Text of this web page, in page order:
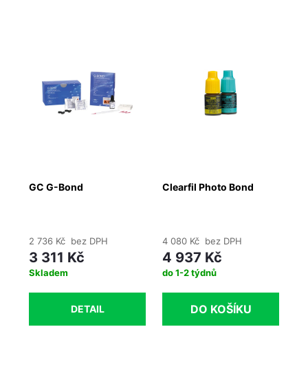
GC G-Bond
2 736 Kč bez DPH
3 311 Kč
Skladem
DETAIL
Clearfil Photo Bond
4 080 Kč bez DPH
4 937 Kč
do 1-2 týdnů
DO KOŠÍKU